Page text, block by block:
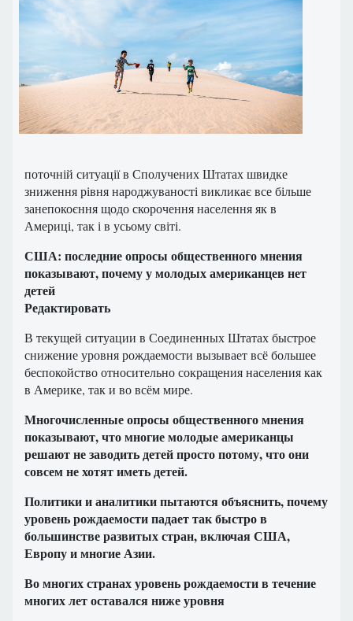
поточній ситуації в Сполучених Штатах швидке
зниження рівня народжуваності викликає все більше
занепокоєння щодо скорочення населення як в
Америці, так і в усьому світі.
США: последние опросы общественного мнения
показывают, почему у молодых американцев нет
детей
Редактировать
В текущей ситуации в Соединенных Штатах быстрое
снижение уровня рождаемости вызывает всё большее
беспокойство относительно сокращения населения как
в Америке, так и во всём мире.
Многочисленные опросы общественного мнения
показывают, что многие молодые американцы
решают не заводить детей просто потому, что они
совсем не хотят иметь детей.
Политики и аналитики пытаются объяснить, почему
уровень рождаемости падает так быстро в
большинстве развитых стран, включая США,
Европу и многие Азии.
Во многих странах уровень рождаемости в течение
многих лет оставался ниже уровня